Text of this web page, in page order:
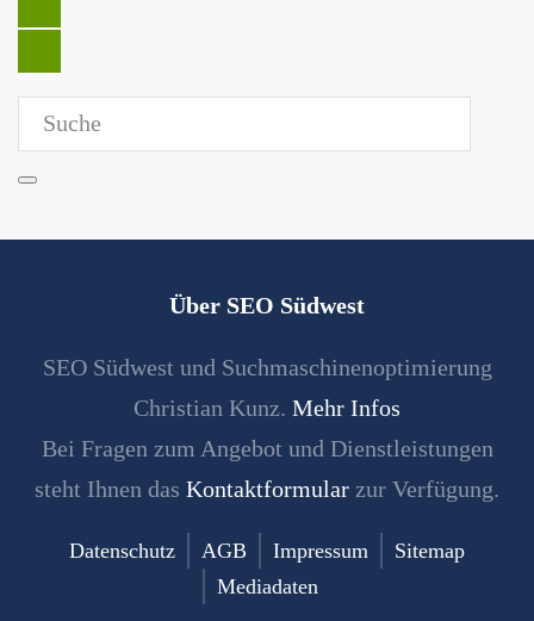
Über SEO Südwest
SEO Südwest und Suchmaschinenoptimierung
Christian Kunz. Mehr Infos
Bei Fragen zum Angebot und Dienstleistungen
steht Ihnen das Kontaktformular zur Verfügung.
Datenschutz AGB Impressum
Sitemap
Mediadaten